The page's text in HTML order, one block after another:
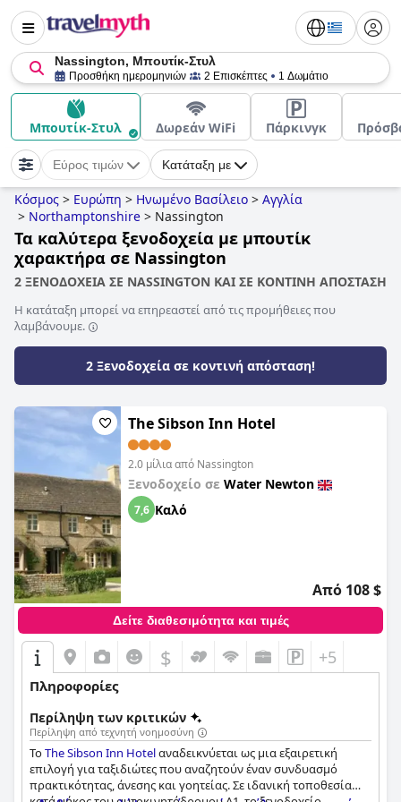
Nassington, Μπουτίκ-Στυλ
Προσθήκη ημερομηνιών 2 Επισκέπτες 1 Δωμάτιο
Μπουτίκ-Στυλ Δωρεάν WiFi Πάρκινγκ
Εύρος τιμών Κατάταξη με
Κόσμος > Ευρώπη > Ηνωμένο Βασίλειο > Αγγλία
> Northamptonshire > Nassington
Τα καλύτερα ξενοδοχεία με μπουτίκ
χαρακτήρα σε Nassington
2 ΞΕΝΟΔΟΧΕΙΑ ΣΕ NASSINGTON ΚΑΙ ΣΕ ΚΟΝΤΙΝΗ ΑΠΟΣΤΑΣΗ
Η κατάταξη μπορεί να επηρεαστεί από τις προμήθειες που
λαμβάνουμε.
2 Ξενοδοχεία σε κοντινή απόσταση!
The Sibson Inn Hotel
2.0 μίλια από Nassington
Ξενοδοχείο σε Water Newton
7,6 Καλό
Από 108 $
Δείτε διαθεσιμότητα και τιμές
$ +5
Πληροφορίες
Περίληψη των κριτικών
Περίληψη από τεχνητή νοημοσύνη
ΤοThe Sibson Inn Hotelαναδεικνύεται ως μια εξαιρετική
επιλογή για ταξιδιώτες που αναζητούν έναν συνδυασμό
πρακτικότητας, άνεσης και γοητείας. Σε ιδανική τοποθεσία